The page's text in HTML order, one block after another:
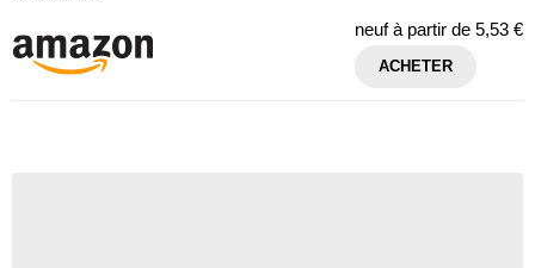
neuf à partir de 5,53 €
ACHETER